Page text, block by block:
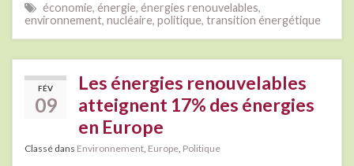
économie, énergie, énergies renouvelables,
environnement, nucléaire, politique, transition énergétique
FÉV
09
Les énergies renouvelables
atteignent 17% des énergies
en Europe
Classé dans Environnement, Europe, Politique